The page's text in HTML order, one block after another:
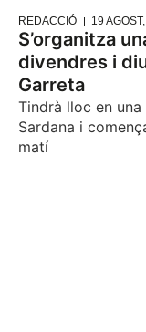
REDACCIÓ 19
S’organitza
divendres i
Garreta
Tindrà lloc en una
Sardana i
matí